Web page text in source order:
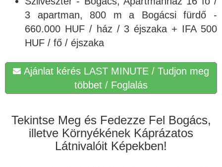
3 apartman, 800 m a Bogácsi fürdő -
660.000 HUF / ház / 3 éjszaka + IFA 500
HUF / fő / éjszaka
Ajánlat kérés LAST MINUTE / Tudjon meg
többet / Foglalás
Tekintse Meg és Fedezze Fel Bogács,
illetve Környékének Káprázatos
Látnivalóit Képekben!